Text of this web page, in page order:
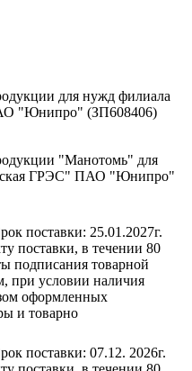
для нужд филиала
"Юнипро" (ЗП608406)
"Манотомь" для
ГРЭС" ПАО "Юнипро"
поставки: 25.01.2027г.
поставки, в течении 80
подписания товарной
при условии наличия
оформленных
и товарно
поставки: 07.12. 2026г.